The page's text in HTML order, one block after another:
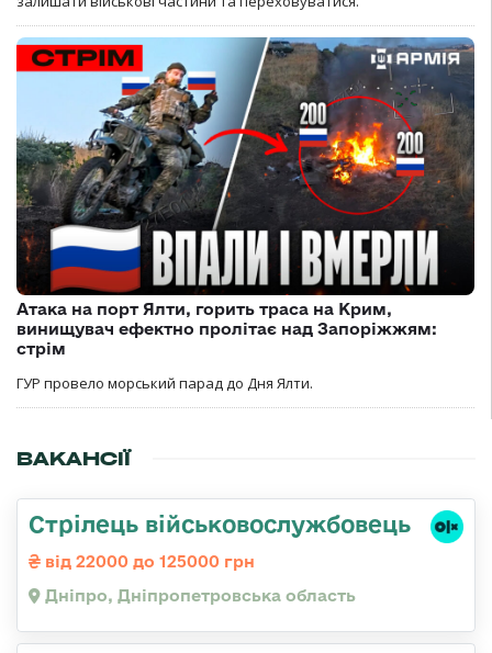
Атака на порт Ялти, горить траса на Крим,
винищувач ефектно пролітає над Запоріжжям:
стрім
ГУР провело морський парад до Дня Ялти.
ВАКАНСІЇ
Стрілець військовослужбовець
від 22000 до 125000 грн
Дніпро, Дніпропетровська область